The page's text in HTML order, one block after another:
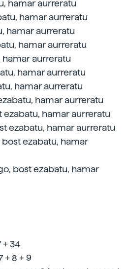
hamar aurreratu
hamar aurreratu
hamar aurreratu
hamar aurreratu
hamar aurreratu
hamar aurreratu
hamar aurreratu
ezabatu, hamar aurreratu
ezabatu, hamar aurreratu
ezabatu, hamar aurreratu
bost ezabatu, hamar
bost ezabatu, hamar
+ 34
+ 8 + 9